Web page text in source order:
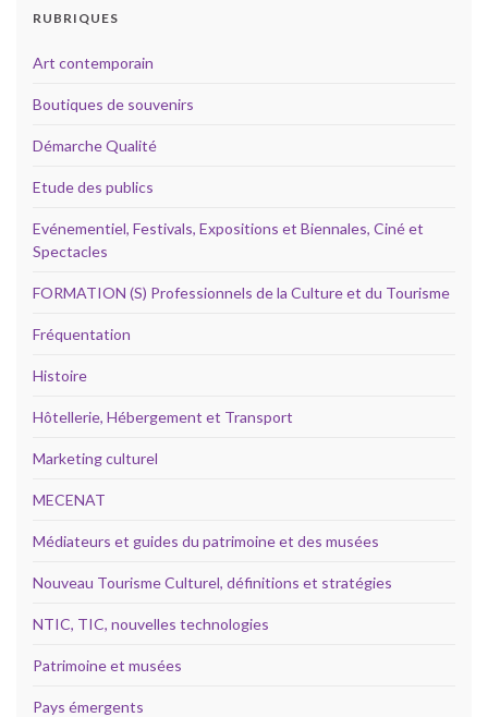
RUBRIQUES
Art contemporain
Boutiques de souvenirs
Démarche Qualité
Etude des publics
Evénementiel, Festivals, Expositions et Biennales, Ciné et
Spectacles
FORMATION (S) Professionnels de la Culture et du Tourisme
Fréquentation
Histoire
Hôtellerie, Hébergement et Transport
Marketing culturel
MECENAT
Médiateurs et guides du patrimoine et des musées
Nouveau Tourisme Culturel, définitions et stratégies
NTIC, TIC, nouvelles technologies
Patrimoine et musées
Pays émergents